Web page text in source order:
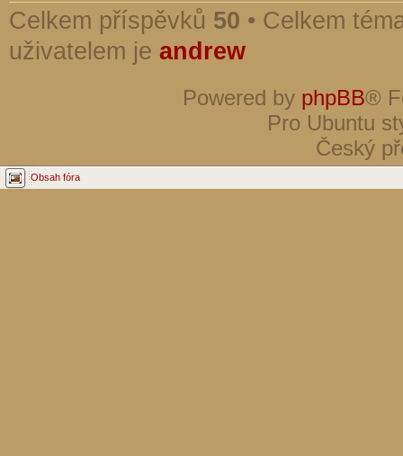
Celkem příspěvků 50 • Celkem
uživatelem je andrew
Powered by phpBB®
Pro Ubuntu
Český
Obsah fóra